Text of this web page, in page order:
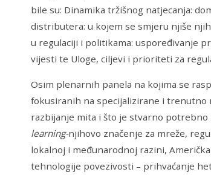
bile su: Dinamika tržišnog natjecanja:
distributera: u kojem se smjeru njiše
u regulaciji i politikama: uspoređivanje
vijesti te Uloge, ciljevi i prioriteti za
Osim plenarnih panela na kojima se
fokusiranih na specijalizirane i trenutno
razbijanje mita i što je stvarno
learning-njihovo značenje za mreže,
lokalnoj i međunarodnoj razini,
tehnologije povezivosti – prihvaćanje